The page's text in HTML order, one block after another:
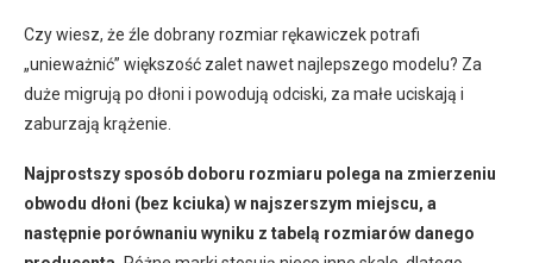
Czy wiesz, że źle dobrany rozmiar rękawiczek potrafi
„unieważnić” większość zalet nawet najlepszego modelu? Za
duże migrują po dłoni i powodują odciski, za małe uciskają i
zaburzają krążenie.
Najprostszy sposób doboru rozmiaru polega na zmierzeniu
obwodu dłoni (bez kciuka) w najszerszym miejscu, a
następnie porównaniu wyniku z tabelą rozmiarów danego